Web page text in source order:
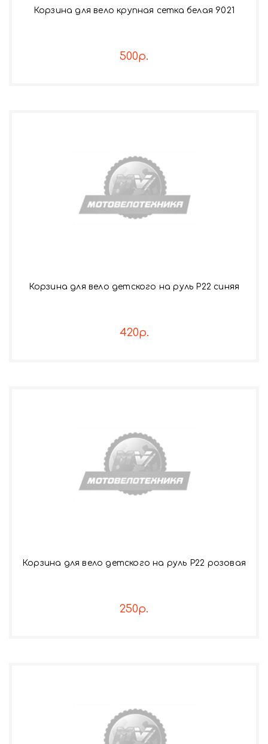
Корзина для вело крупная сетка белая 9021
500р.
Корзина для вело детского на руль Р22 синяя
420р.
Корзина для вело детского на руль Р22 розовая
250р.